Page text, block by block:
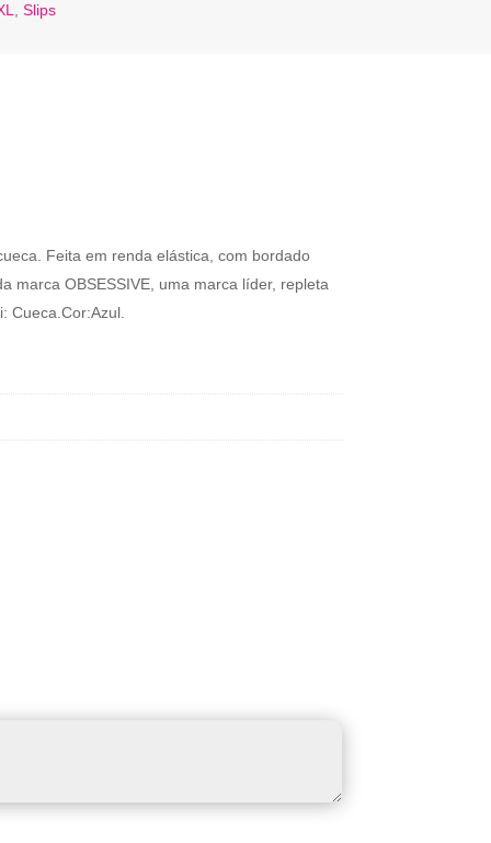
, Slips
Feita em renda elástica, com bordado
marca OBSESSIVE, uma marca líder, repleta
Cueca.Cor:Azul.